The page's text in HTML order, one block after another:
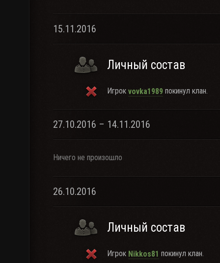
15.11.2016
Личный состав
Игрок vovka1989 покинул клан.
27.10.2016 – 14.11.2016
Ничего не произошло
26.10.2016
Личный состав
Игрок Nikkos81 покинул клан.